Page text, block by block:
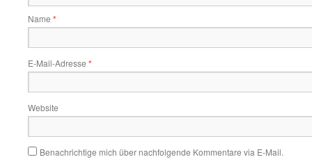
Name *
E-Mail-Adresse *
Website
Benachrichtige mich über nachfolgende Kommentare via E-Mail.